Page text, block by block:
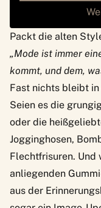
Packt die alten
„Mode ist immer
kommt, und dem,
Fast nichts bleibt
Seien es die
oder die
Jogginghosen,
Flechtfrisuren. Und
anliegenden
aus der